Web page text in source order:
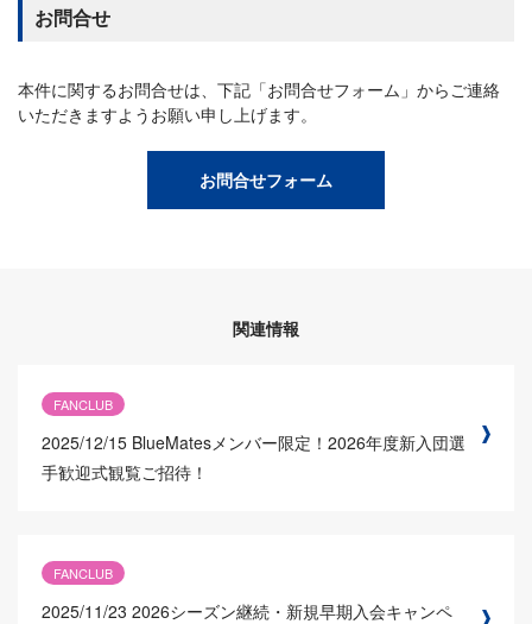
お問合せ
本件に関するお問合せは、下記「お問合せフォーム」からご連絡
いただきますようお願い申し上げます。
お問合せフォーム
関連情報
FANCLUB
2025/12/15 BlueMatesメンバー限定！2026年度新入団選
手歓迎式観覧ご招待！
FANCLUB
2025/11/23 2026シーズン継続・新規早期入会キャンペ